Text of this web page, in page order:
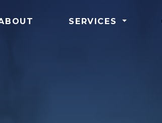
SERVICES